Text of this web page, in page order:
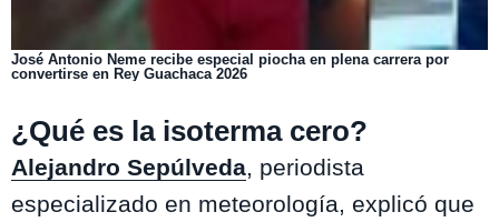
José Antonio Neme recibe especial piocha en plena carrera por
convertirse en Rey Guachaca 2026
¿Qué es la isoterma cero?
Alejandro Sepúlveda, periodista
especializado en meteorología, explicó que